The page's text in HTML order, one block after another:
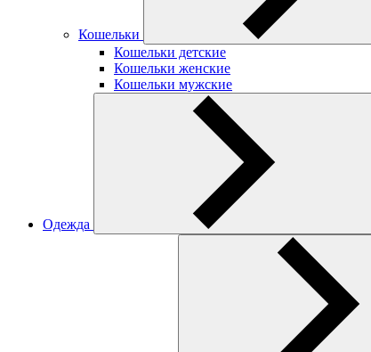
Кошельки
Кошельки детские
Кошельки женские
Кошельки мужские
Одежда